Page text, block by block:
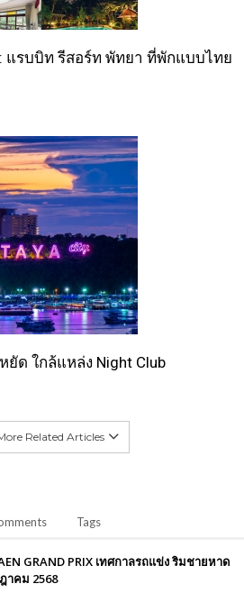
: แรบบิท รีสอร์ท พัทยา ที่พักแบบไทย
ด ใกล้แหล่ง Night Club
Related Articles
Tags
GRAND PRIX เทศกาลรถแข่ง ริมชายหาด
าคม 2568